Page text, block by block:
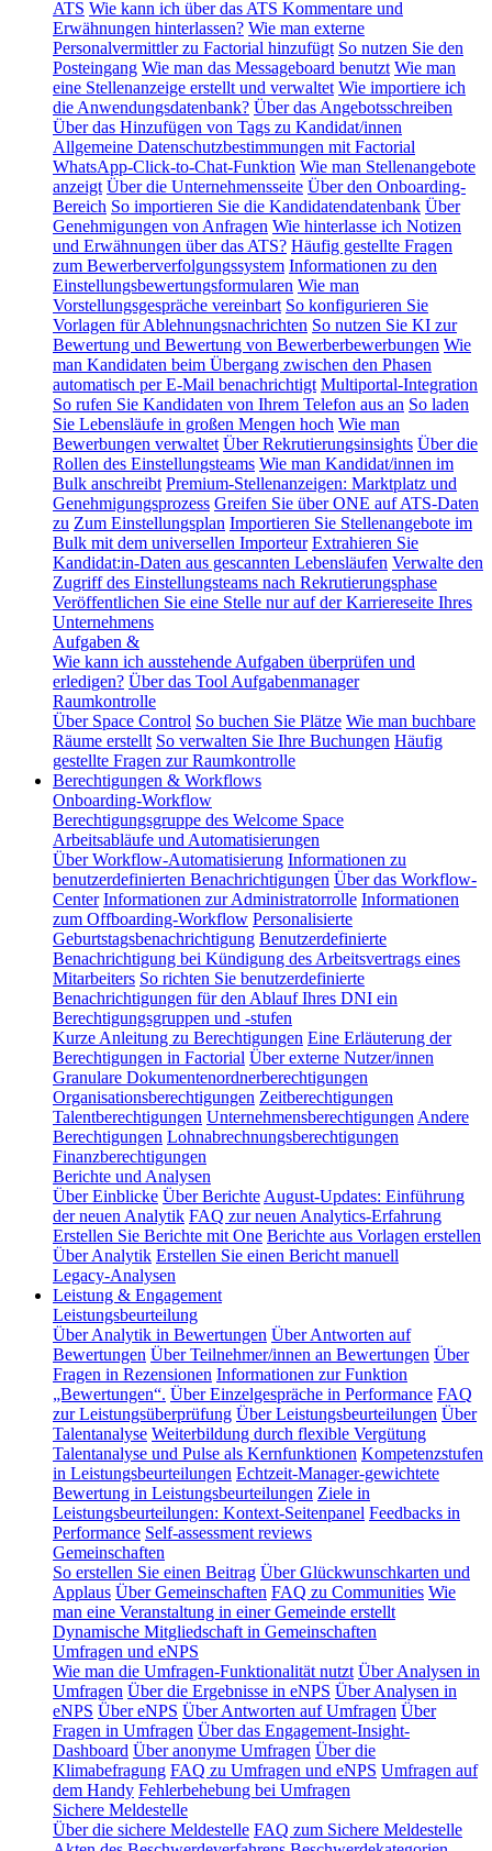
ATS Wie kann ich über das ATS Kommentare und
Erwähnungen hinterlassen? Wie man externe
Personalvermittler zu Factorial hinzufügt So nutzen Sie den
Posteingang Wie man das Messageboard benutzt Wie man
eine Stellenanzeige erstellt und verwaltet Wie importiere ich
die Anwendungsdatenbank? Über das Angebotsschreiben
Über das Hinzufügen von Tags zu Kandidat/innen
Allgemeine Datenschutzbestimmungen mit Factorial
WhatsApp-Click-to-Chat-Funktion Wie man Stellenangebote
anzeigt Über die Unternehmensseite Über den Onboarding-
Bereich So importieren Sie die Kandidatendatenbank Über
Genehmigungen von Anfragen Wie hinterlasse ich Notizen
und Erwähnungen über das ATS? Häufig gestellte Fragen
zum Bewerberverfolgungssystem Informationen zu den
Einstellungsbewertungsformularen Wie man
Vorstellungsgespräche vereinbart So konfigurieren Sie
Vorlagen für Ablehnungsnachrichten So nutzen Sie KI zur
Bewertung und Bewertung von Bewerberbewerbungen Wie
man Kandidaten beim Übergang zwischen den Phasen
automatisch per E-Mail benachrichtigt Multiportal-Integration
So rufen Sie Kandidaten von Ihrem Telefon aus an So laden
Sie Lebensläufe in großen Mengen hoch Wie man
Bewerbungen verwaltet Über Rekrutierungsinsights Über die
Rollen des Einstellungsteams Wie man Kandidat/innen im
Bulk anschreibt Premium-Stellenanzeigen: Marktplatz und
Genehmigungsprozess Greifen Sie über ONE auf ATS-Daten
zu Zum Einstellungsplan Importieren Sie Stellenangebote im
Bulk mit dem universellen Importeur Extrahieren Sie
Kandidat:in-Daten aus gescannten Lebensläufen Verwalte den
Zugriff des Einstellungsteams nach Rekrutierungsphase
Veröffentlichen Sie eine Stelle nur auf der Karriereseite Ihres
Unternehmens
Aufgaben &
Wie kann ich ausstehende Aufgaben überprüfen und
erledigen? Über das Tool Aufgabenmanager
Raumkontrolle
Über Space Control So buchen Sie Plätze Wie man buchbare
Räume erstellt So verwalten Sie Ihre Buchungen Häufig
gestellte Fragen zur Raumkontrolle
Berechtigungen & Workflows
Onboarding-Workflow
Berechtigungsgruppe des Welcome Space
Arbeitsabläufe und Automatisierungen
Über Workflow-Automatisierung Informationen zu
benutzerdefinierten Benachrichtigungen Über das Workflow-
Center Informationen zur Administratorrolle Informationen
zum Offboarding-Workflow Personalisierte
Geburtstagsbenachrichtigung Benutzerdefinierte
Benachrichtigung bei Kündigung des Arbeitsvertrags eines
Mitarbeiters So richten Sie benutzerdefinierte
Benachrichtigungen für den Ablauf Ihres DNI ein
Berechtigungsgruppen und -stufen
Kurze Anleitung zu Berechtigungen Eine Erläuterung der
Berechtigungen in Factorial Über externe Nutzer/innen
Granulare Dokumentenordnerberechtigungen
Organisationsberechtigungen Zeitberechtigungen
Talentberechtigungen Unternehmensberechtigungen Andere
Berechtigungen Lohnabrechnungsberechtigungen
Finanzberechtigungen
Berichte und Analysen
Über Einblicke Über Berichte August-Updates: Einführung
der neuen Analytik FAQ zur neuen Analytics-Erfahrung
Erstellen Sie Berichte mit One Berichte aus Vorlagen erstellen
Über Analytik Erstellen Sie einen Bericht manuell
Legacy-Analysen
Leistung & Engagement
Leistungsbeurteilung
Über Analytik in Bewertungen Über Antworten auf
Bewertungen Über Teilnehmer/innen an Bewertungen Über
Fragen in Rezensionen Informationen zur Funktion
„Bewertungen“. Über Einzelgespräche in Performance FAQ
zur Leistungsüberprüfung Über Leistungsbeurteilungen Über
Talentanalyse Weiterbildung durch flexible Vergütung
Talentanalyse und Pulse als Kernfunktionen Kompetenzstufen
in Leistungsbeurteilungen Echtzeit-Manager-gewichtete
Bewertung in Leistungsbeurteilungen Ziele in
Leistungsbeurteilungen: Kontext-Seitenpanel Feedbacks in
Performance Self-assessment reviews
Gemeinschaften
So erstellen Sie einen Beitrag Über Glückwunschkarten und
Applaus Über Gemeinschaften FAQ zu Communities Wie
man eine Veranstaltung in einer Gemeinde erstellt
Dynamische Mitgliedschaft in Gemeinschaften
Umfragen und eNPS
Wie man die Umfragen-Funktionalität nutzt Über Analysen in
Umfragen Über die Ergebnisse in eNPS Über Analysen in
eNPS Über eNPS Über Antworten auf Umfragen Über
Fragen in Umfragen Über das Engagement-Insight-
Dashboard Über anonyme Umfragen Über die
Klimabefragung FAQ zu Umfragen und eNPS Umfragen auf
dem Handy Fehlerbehebung bei Umfragen
Sichere Meldestelle
Über die sichere Meldestelle FAQ zum Sichere Meldestelle